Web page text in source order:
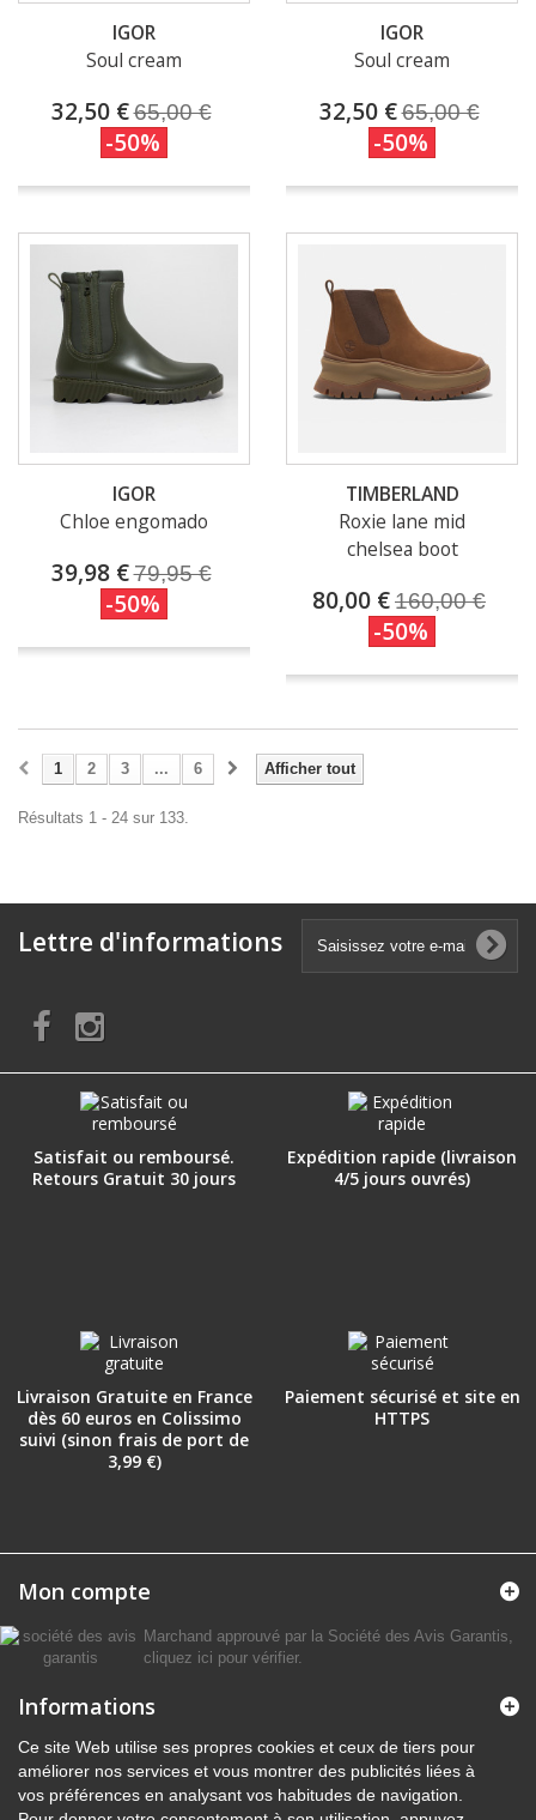
IGOR
Soul cream
32,50 €65,00 €
-50%
IGOR
Soul cream
32,50 €65,00 €
-50%
IGOR
Chloe engomado
39,98 €79,95 €
-50%
TIMBERLAND
Roxie lane mid
chelsea boot
80,00 €160,00 €
-50%
Afficher tout
1 2 3 ... 6
Résultats 1 - 24 sur 133.
Lettre d'informations
Satisfait ou remboursé.
Retours Gratuit 30 jours
Expédition rapide (livraison
4/5 jours ouvrés)
Livraison Gratuite en France
dès 60 euros en Colissimo
suivi (sinon frais de port de
3,99 €)
Paiement sécurisé et site en
HTTPS
Mon compte
Marchand approuvé par la Société des Avis Garantis,
cliquez ici pour vérifier.
Informations
Ce site Web utilise ses propres cookies et ceux de tiers pour
améliorer nos services et vous montrer des publicités liées à
vos préférences en analysant vos habitudes de navigation.